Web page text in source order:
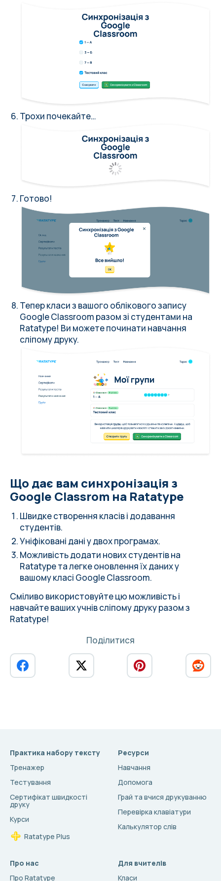
Трохи почекайте…
Готово!
Тепер класи з вашого облікового запису
Google Classroom разом зі студентами на
Ratatype! Ви можете починати навчання
сліпому друку.
Що дає вам синхронізація з
Google Classrom на Ratatype
Швидке створення класів і додавання
студентів.
Уніфіковані дані у двох програмах.
Можливість додати нових студентів на
Ratatype та легке оновлення їх даних у
вашому класі Google Classroom.
Сміливо використовуйте цю можливість і
навчайте ваших учнів сліпому друку разом з
Ratatype!
Поділитися
Практика набору тексту
Тренажер
Тестування
Сертифікат швидкості
друку
Курси
Ratatype Plus
Ресурси
Навчання
Допомога
Грай та вчися друкуванню
Перевірка клавіатури
Калькулятор слів
Про нас
Про Ratatype
Для вчителів
Класи